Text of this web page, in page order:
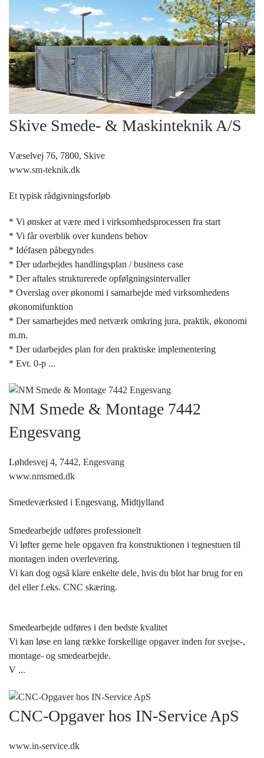
Skive Smede- & Maskinteknik A/S
Væselvej 76, 7800, Skive
www.sm-teknik.dk
Et typisk rådgivningsforløb
* Vi ønsker at være med i virksomhedsprocessen fra start
* Vi får overblik over kundens behov
* Idéfasen påbegyndes
* Der udarbejdes handlingsplan / business case
* Der aftales strukturerede opfølgningsintervaller
* Overslag over økonomi i samarbejde med virksomhedens
økonomifunktion
* Der samarbejdes med netværk omkring jura, praktik, økonomi
m.m.
* Der udarbejdes plan for den praktiske implementering
* Evt. 0-p ...
NM Smede & Montage 7442
Engesvang
Løhdesvej 4, 7442, Engesvang
www.nmsmed.dk
Smedeværksted i Engesvang, Midtjylland
Smedearbejde udføres professionelt
Vi løfter gerne hele opgaven fra konstruktionen i tegnestuen til
montagen inden overlevering.
Vi kan dog også klare enkelte dele, hvis du blot har brug for en
del eller f.eks. CNC skæring.
Smedearbejde udføres i den bedste kvalitet
​Vi kan løse en lang række forskellige opgaver inden for svejse-,
montage- og smedearbejde.
V ...
CNC-Opgaver hos IN-Service ApS
www.in-service.dk